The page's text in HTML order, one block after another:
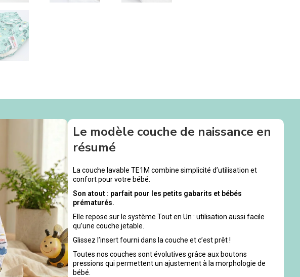
Le modèle couche de naissance en
résumé
La couche lavable TE1M combine simplicité d’utilisation et
confort pour votre bébé.
Son atout : parfait pour les petits gabarits et bébés
prématurés.
Elle repose sur le système Tout en Un : utilisation aussi facile
qu’une couche jetable.
Glissez l’insert fourni dans la couche et c’est prêt !
Toutes nos couches sont évolutives grâce aux boutons
pressions qui permettent un ajustement à la morphologie de
bébé.